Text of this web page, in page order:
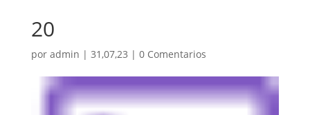
20
por admin | 31,07,23 | 0 Comentarios